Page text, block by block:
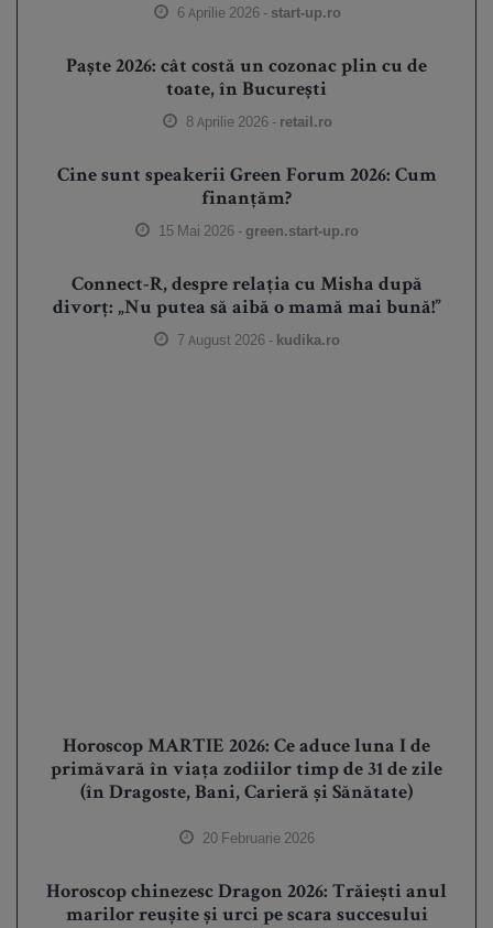
6 Aprilie 2026 - start-up.ro
Paște 2026: cât costă un cozonac plin cu de
toate, în București
8 Aprilie 2026 - retail.ro
Cine sunt speakerii Green Forum 2026: Cum
finanțăm?
15 Mai 2026 - green.start-up.ro
Connect-R, despre relația cu Misha după
divorț: „Nu putea să aibă o mamă mai bună!”
7 August 2026 - kudika.ro
Horoscop MARTIE 2026: Ce aduce luna I de
primăvară în viața zodiilor timp de 31 de zile
(în Dragoste, Bani, Carieră și Sănătate)
20 Februarie 2026
Horoscop chinezesc Dragon 2026: Trăiești anul
marilor reușite și urci pe scara succesului